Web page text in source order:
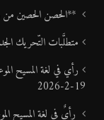
**الحصن الحصين
متطلَّبات التّحريك
19-2-2026
رأيٌ في لغة المسيح الموعود عليه